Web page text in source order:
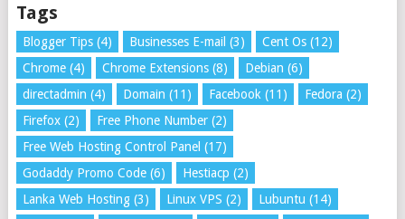
Tags
Blogger Tips(4) Businesses E-mail (3) Cent Os(12)
Chrome(4) Chrome Extensions(8) Debian (6)
directadmin (4) Domain (11) Facebook (11) Fedora (2)
Firefox(2) Free Phone Number(2)
Free Web Hosting Control Panel (17)
Godaddy Promo Code(6) Hestiacp (2)
Lanka Web Hosting(3) Linux VPS (2) Lubuntu (14)